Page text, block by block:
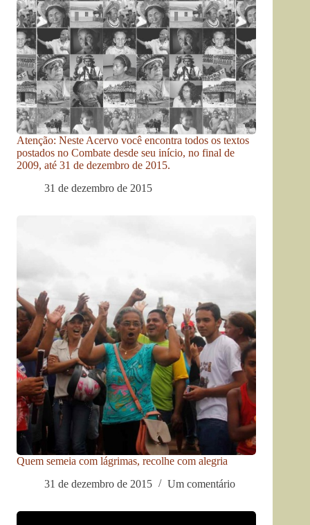
Atenção: Neste Acervo você encontra todos os textos
postados no Combate desde seu início, no final de
2009, até 31 de dezembro de 2015.
31 de dezembro de 2015
Quem semeia com lágrimas, recolhe com alegria
31 de dezembro de 2015
Um comentário